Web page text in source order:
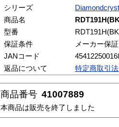
シリーズ
商品名
型番
保証条件
メーカー保証
JANコード
返品について
特定商取引
商品番号 41007889
本商品は販売を終了しました